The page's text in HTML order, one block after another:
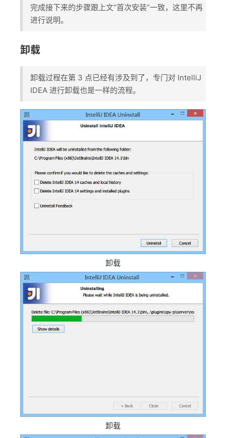
完成接下来的步骤跟上文“首次安装”一致，这里不再
进行说明。
卸载
卸载过程在第 3 点已经有涉及到了，专门对 IntelliJ
IDEA 进行卸载也是一样的流程。
卸载
卸载